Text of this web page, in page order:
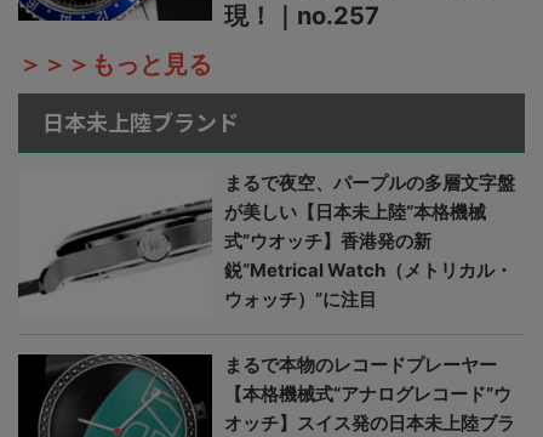
現！｜no.257
＞＞＞もっと見る
日本未上陸ブランド
まるで夜空、パープルの多層文字盤
が美しい【日本未上陸“本格機械
式”ウオッチ】香港発の新
鋭“Metrical Watch（メトリカル・
ウォッチ）”に注目
まるで本物のレコードプレーヤー
【本格機械式“アナログレコード”ウ
オッチ】スイス発の日本未上陸ブラ